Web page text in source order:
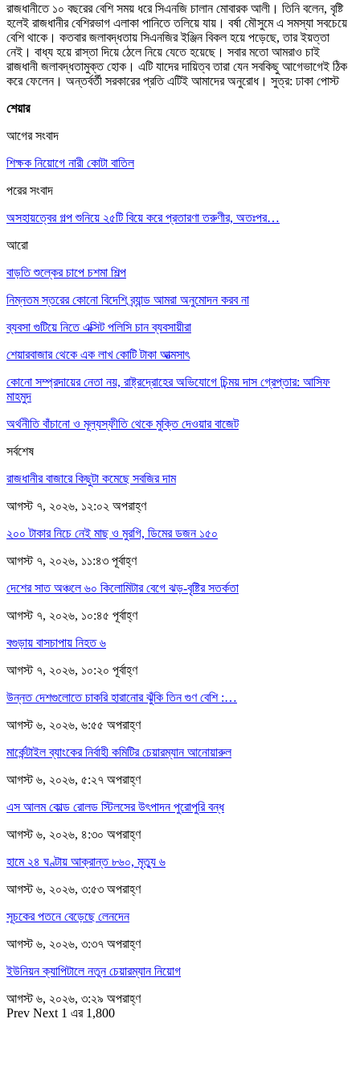
রাজধানীতে ১০ বছরের বেশি সময় ধরে সিএনজি চালান মোবারক আলী। তিনি বলেন, বৃষ্টি
হলেই রাজধানীর বেশিরভাগ এলাকা পানিতে তলিয়ে যায়। বর্ষা মৌসুমে এ সমস্যা সবচেয়ে
বেশি থাকে। কতবার জলাবদ্ধতায় সিএনজির ইঞ্জিন বিকল হয়ে পড়েছে, তার ইয়ত্তা
নেই। বাধ্য হয়ে রাস্তা দিয়ে ঠেলে নিয়ে যেতে হয়েছে। সবার মতো আমরাও চাই
রাজধানী জলাবদ্ধতামুক্ত হোক। এটি যাদের দায়িত্ব তারা যেন সবকিছু আগেভাগেই ঠিক
করে ফেলেন। অন্তর্বর্তী সরকারের প্রতি এটিই আমাদের অনুরোধ। সুত্র: ঢাকা পোস্ট
শেয়ার
আগের সংবাদ
শিক্ষক নিয়োগে নারী কোটা বাতিল
পরের সংবাদ
অসহায়ত্বের গল্প শুনিয়ে ২৫টি বিয়ে করে প্রতারণা তরুণীর, অতঃপর…
আরো
বাড়তি শুল্কের চাপে চশমা শিল্প
নিম্নতম স্তরের কোনো বিদেশি ব্র্যান্ড আমরা অনুমোদন করব না
ব্যবসা গুটিয়ে নিতে এক্সিট পলিসি চান ব্যবসায়ীরা
শেয়ারবাজার থেকে এক লাখ কোটি টাকা আত্মসাৎ
কোনো সম্প্রদায়ের নেতা নয়, রাষ্ট্রদ্রোহের অভিযোগে চিন্ময় দাস গ্রেপ্তার: আসিফ
মাহমুদ
অর্থনীতি বাঁচানো ও মূল্যস্ফীতি থেকে মুক্তি দেওয়ার বাজেট
সর্বশেষ
রাজধানীর বাজারে কিছুটা কমেছে সবজির দাম
আগস্ট ৭, ২০২৬, ১২:০২ অপরাহ্ণ
২০০ টাকার নিচে নেই মাছ ও মুরগি, ডিমের ডজন ১৫০
আগস্ট ৭, ২০২৬, ১১:৪৩ পূর্বাহ্ণ
দেশের সাত অঞ্চলে ৬০ কিলোমিটার বেগে ঝড়-বৃষ্টির সতর্কতা
আগস্ট ৭, ২০২৬, ১০:৪৫ পূর্বাহ্ণ
বগুড়ায় বাসচাপায় নিহত ৬
আগস্ট ৭, ২০২৬, ১০:২০ পূর্বাহ্ণ
উন্নত দেশগুলোতে চাকরি হারানোর ঝুঁকি তিন গুণ বেশি :…
আগস্ট ৬, ২০২৬, ৬:৫৫ অপরাহ্ণ
মার্কেন্টাইল ব্যাংকের নির্বাহী কমিটির চেয়ারম্যান আনোয়ারুল
আগস্ট ৬, ২০২৬, ৫:২৭ অপরাহ্ণ
এস আলম কোল্ড রোলড স্টিলসের উৎপাদন পুরোপুরি বন্ধ
আগস্ট ৬, ২০২৬, ৪:৩০ অপরাহ্ণ
হামে ২৪ ঘণ্টায় আক্রান্ত ৮৬০, মৃত্যু ৬
আগস্ট ৬, ২০২৬, ৩:৫৩ অপরাহ্ণ
সূচকের পতনে বেড়েছে লেনদেন
আগস্ট ৬, ২০২৬, ৩:৩৭ অপরাহ্ণ
ইউনিয়ন ক্যাপিটালে নতুন চেয়ারম্যান নিয়োগ
আগস্ট ৬, ২০২৬, ৩:২৯ অপরাহ্ণ
Prev Next 1 এর 1,800